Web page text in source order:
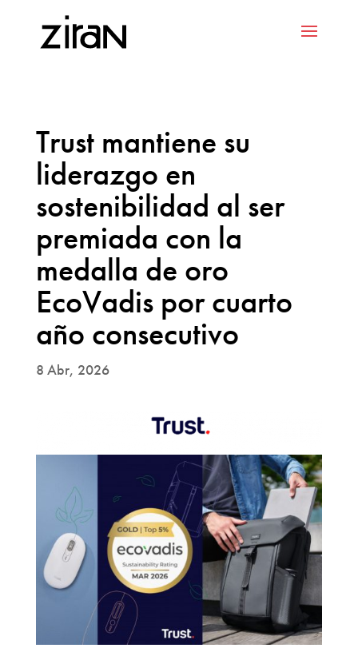
Trust mantiene su
liderazgo en
sostenibilidad al ser
premiada con la
medalla de oro
EcoVadis por cuarto
año consecutivo
8 Abr, 2026